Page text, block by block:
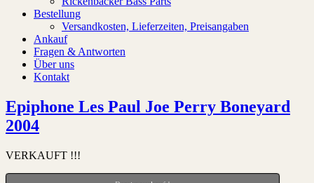
Bestellung
Versandkosten, Lieferzeiten, Preisangaben
Ankauf
Fragen & Antworten
Über uns
Kontakt
Epiphone Les Paul Joe Perry Boneyard
2004
VERKAUFT !!!